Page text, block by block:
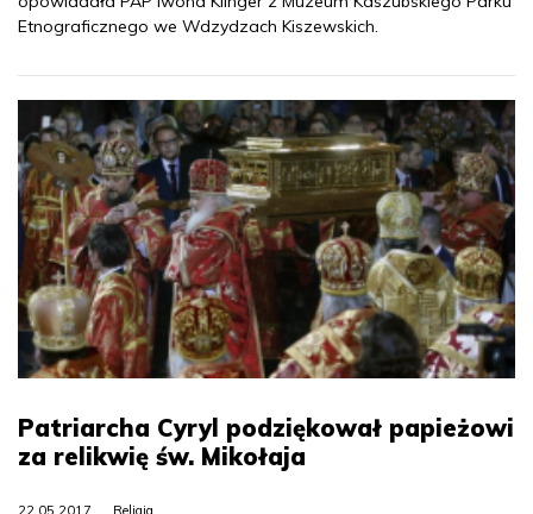
Etnograficznego we Wdzydzach Kiszewskich.
Patriarcha Cyryl podziękował papieżowi
za relikwię św. Mikołaja
22.05.2017 Religia